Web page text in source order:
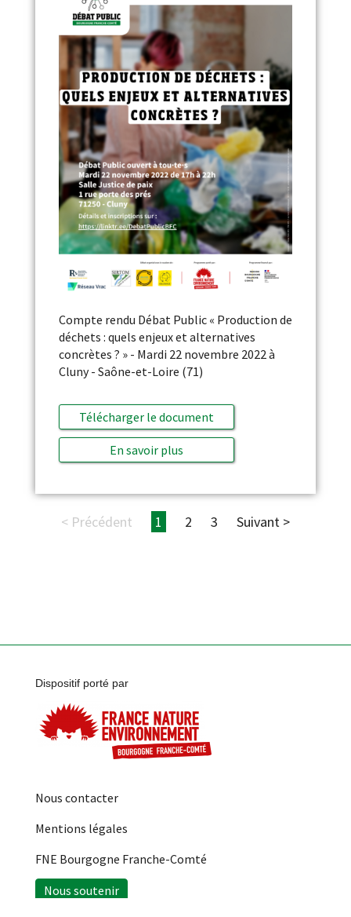
Compte rendu Débat Public « Production de
déchets : quels enjeux et alternatives
concrètes ? » - Mardi 22 novembre 2022 à
Cluny - Saône-et-Loire (71)
Télécharger le document
En savoir plus
< Précédent 1 2 3 Suivant >
Dispositif porté par
Nous contacter
Mentions légales
FNE Bourgogne Franche-Comté
Nous soutenir